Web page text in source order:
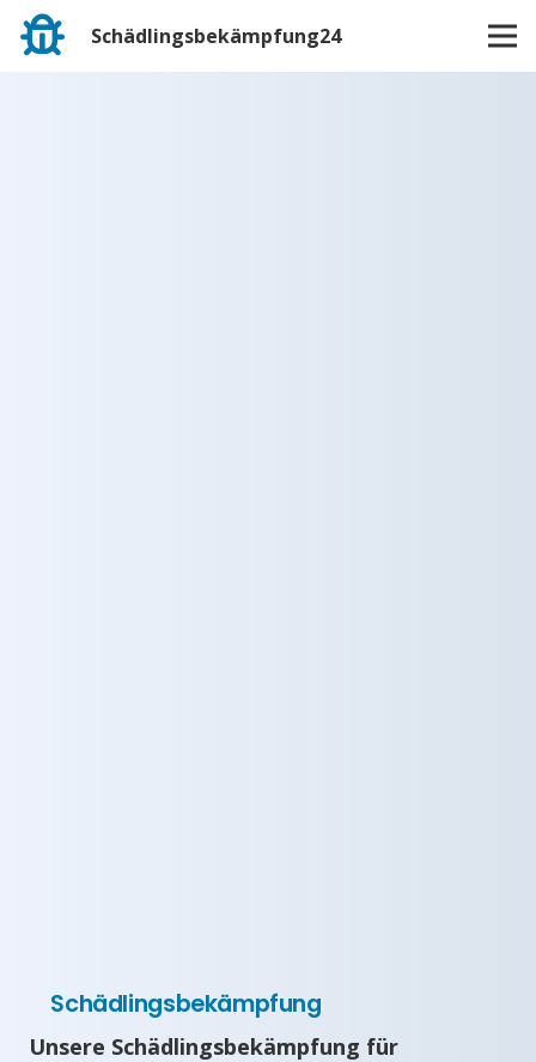
Schädlingsbekämpfung24
Schädlingsbekämpfung
Unsere Schädlingsbekämpfung für